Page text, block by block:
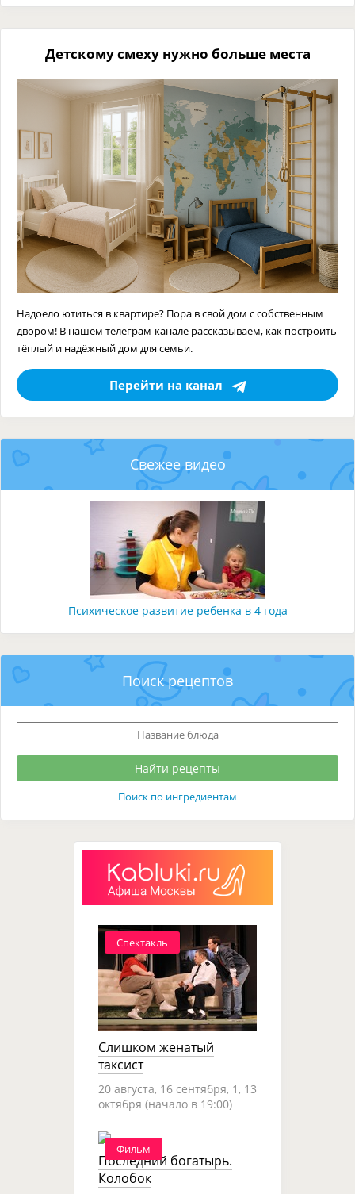
Детскому смеху нужно больше места
Надоело ютиться в квартире? Пора в свой дом с собственным
двором! В нашем телеграм-канале рассказываем, как построить
тёплый и надёжный дом для семьи.
Перейти на канал
Свежее видео
Психическое развитие ребенка в 4 года
Поиск рецептов
Поиск по ингредиентам
Спектакль
Слишком женатый
таксист
20 августа, 16 сентября, 1, 13
октября (начало в 19:00)
Фильм
Последний богатырь.
Колобок